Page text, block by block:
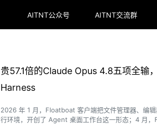
AITNT公众号 AITNT交流群
贵57.1倍的Claude Opus 4.8五项全输
Harness
2026 年 1 月，Floatboat 客户端把文件管理器、编
行环境，开创了 Agent 桌面工作台这一形态；4 月